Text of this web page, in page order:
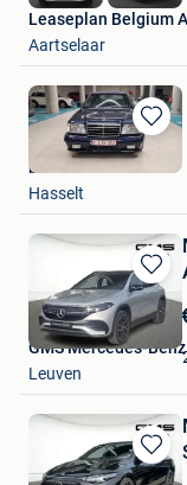
Leaseplan Belgium
Aartselaar
dans
bemaers
Hasselt
dans
Mes
Favoris
GMS Mercedes-
Leuven